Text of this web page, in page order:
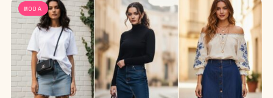
MODA